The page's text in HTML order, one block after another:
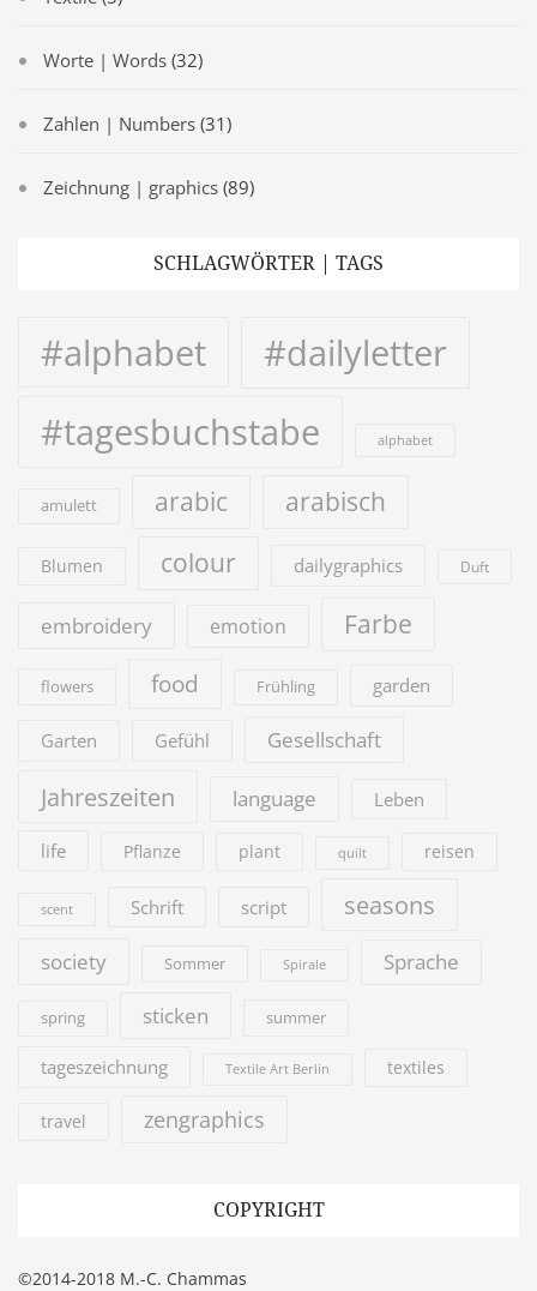
Worte | Words (32)
Zahlen | Numbers (31)
Zeichnung | graphics (89)
SCHLAGWÖRTER | TAGS
#alphabet
#dailyletter
#tagesbuchstabe
alphabet
amulett arabic arabisch
Blumen colour dailygraphics Duft
embroidery emotion Farbe
flowers food Frühling garden
Garten Gefühl Gesellschaft
Jahreszeiten language Leben
life Pflanze plant quilt reisen
scent Schrift script seasons
society Sommer Spirale Sprache
spring sticken summer
tageszeichnung Textile Art Berlin textiles
travel zengraphics
COPYRIGHT
©2014-2018 M.-C. Chammas